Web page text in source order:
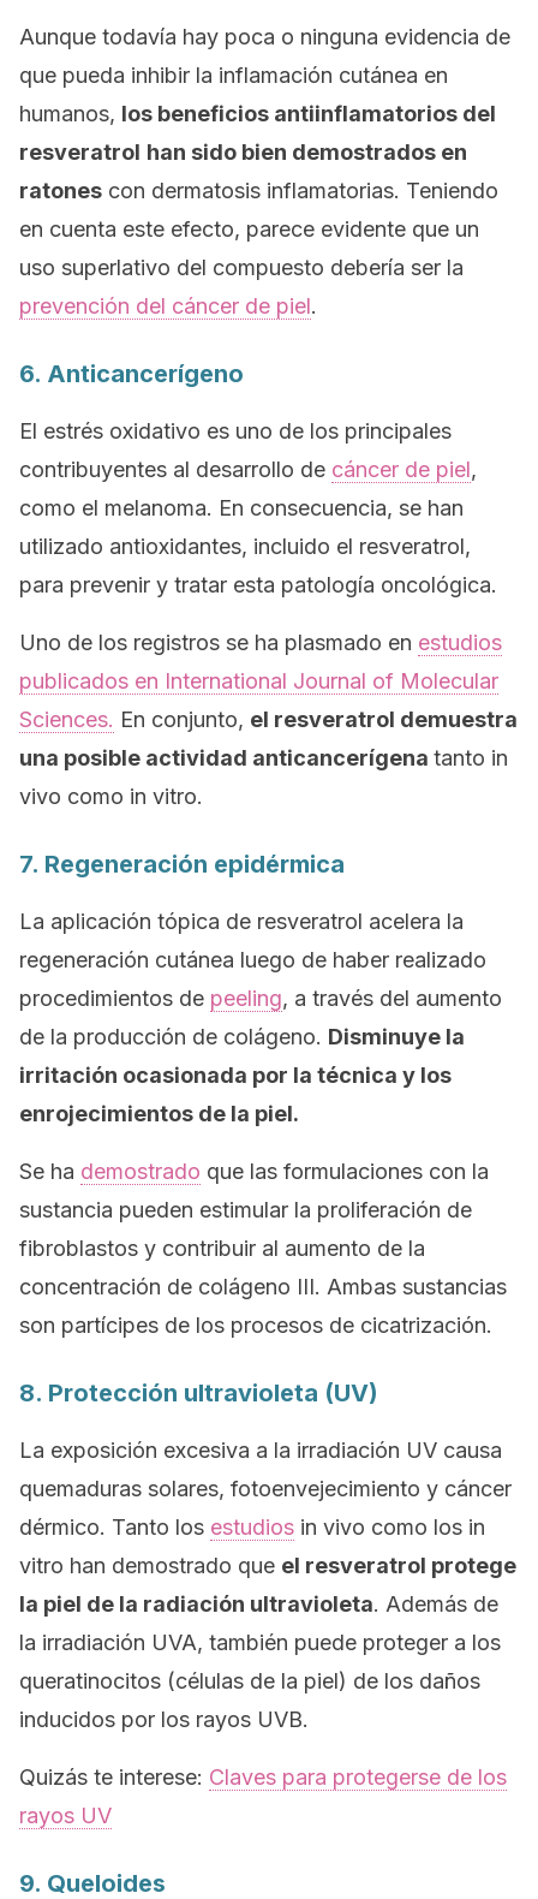
Aunque todavía hay poca o ninguna evidencia de
que pueda inhibir la inflamación cutánea en
humanos, los beneficios antiinflamatorios del
resveratrol han sido bien demostrados en
ratones con dermatosis inflamatorias. Teniendo
en cuenta este efecto, parece evidente que un
uso superlativo del compuesto debería ser la
prevención del cáncer de piel.
6. Anticancerígeno
El estrés oxidativo es uno de los principales
contribuyentes al desarrollo de cáncer de piel,
como el melanoma. En consecuencia, se han
utilizado antioxidantes, incluido el resveratrol,
para prevenir y tratar esta patología oncológica.
Uno de los registros se ha plasmado en estudios
publicados en International Journal of Molecular
Sciences. En conjunto, el resveratrol demuestra
una posible actividad anticancerígena tanto in
vivo como in vitro.
7. Regeneración epidérmica
La aplicación tópica de resveratrol acelera la
regeneración cutánea luego de haber realizado
procedimientos de peeling, a través del aumento
de la producción de colágeno. Disminuye la
irritación ocasionada por la técnica y los
enrojecimientos de la piel.
Se ha demostrado que las formulaciones con la
sustancia pueden estimular la proliferación de
fibroblastos y contribuir al aumento de la
concentración de colágeno III. Ambas sustancias
son partícipes de los procesos de cicatrización.
8. Protección ultravioleta (UV)
La exposición excesiva a la irradiación UV causa
quemaduras solares, fotoenvejecimiento y cáncer
dérmico. Tanto los estudios in vivo como los in
vitro han demostrado que el resveratrol protege
la piel de la radiación ultravioleta. Además de
la irradiación UVA, también puede proteger a los
queratinocitos (células de la piel) de los daños
inducidos por los rayos UVB.
Quizás te interese: Claves para protegerse de los
rayos UV
9. Queloides